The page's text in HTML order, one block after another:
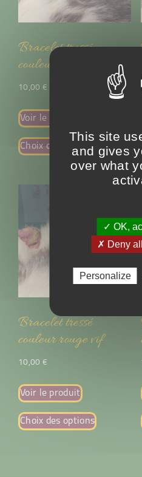
Bracelet tressé
couleur rose
10,00 €
Voir le produit
Choix des options
Bracelet tressé
couleur rouge vif
10,00 €
Voir le produit
Choix des options
This site
and gives
over what
✓ OK,
✗ Deny
Personalize